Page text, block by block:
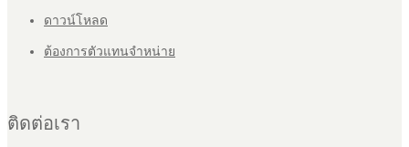
ดาวน์โหลด
ต้องการตัวแทนจำหน่าย
ติดต่อเรา